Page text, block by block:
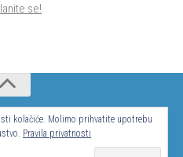
se!
Željezničar 2024.
kolačiće. Molimo prihvatite upotrebu
Pravila privatnosti